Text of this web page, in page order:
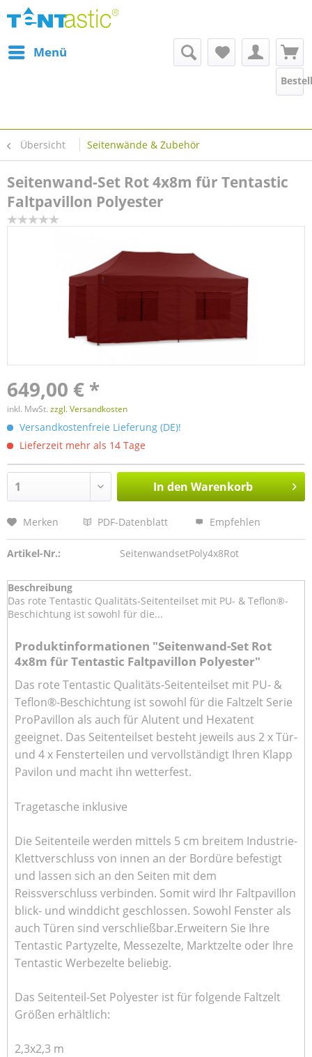
Menü
Übersicht Seitenwände & Zubehör
Seitenwand-Set Rot 4x8m für Tentastic
Faltpavillon Polyester
649,00 € *
inkl. MwSt. zzgl. Versandkosten
Versandkostenfreie Lieferung (DE)!
Lieferzeit mehr als 14 Tage
In den Warenkorb
Merken PDF-Datenblatt Empfehlen
Artikel-Nr.: SeitenwandsetPoly4x8Rot
Beschreibung
Das rote Tentastic Qualitäts-Seitenteilset mit PU- & Teflon®-
Beschichtung ist sowohl für die...
Produktinformationen "Seitenwand-Set Rot
4x8m für Tentastic Faltpavillon Polyester"
Das rote Tentastic Qualitäts-Seitenteilset mit PU- &
Teflon®-Beschichtung ist sowohl für die Faltzelt Serie
ProPavillon als auch für Alutent und Hexatent
geeignet. Das Seitenteilset besteht jeweils aus 2 x Tür-
und 4 x Fensterteilen und vervollständigt Ihren Klapp
Pavilon und macht ihn wetterfest.
Tragetasche inklusive
Die Seitenteile werden mittels 5 cm breitem Industrie-
Klettverschluss von innen an der Bordüre befestigt
und lassen sich an den Seiten mit dem
Reissverschluss verbinden. Somit wird Ihr Faltpavillon
blick- und winddicht geschlossen. Sowohl Fenster als
auch Türen sind verschließbar.Erweitern Sie Ihre
Tentastic Partyzelte, Messezelte, Marktzelte oder Ihre
Tentastic Werbezelte beliebig.
Das Seitenteil-Set Polyester ist für folgende Faltzelt
Größen erhältlich:
2,3x2,3 m